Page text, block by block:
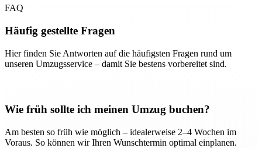
FAQ
Häufig gestellte Fragen
Hier finden Sie Antworten auf die häufigsten Fragen rund um
unseren Umzugsservice – damit Sie bestens vorbereitet sind.
Wie früh sollte ich meinen Umzug buchen?
Am besten so früh wie möglich – idealerweise 2–4 Wochen im
Voraus. So können wir Ihren Wunschtermin optimal einplanen.